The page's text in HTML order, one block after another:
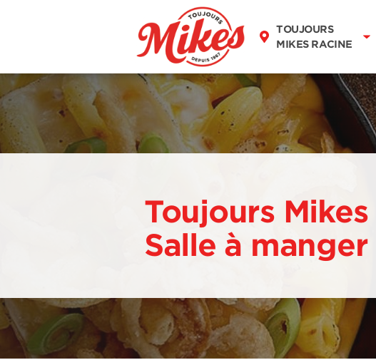
TOUJOURS
MIKES RACINE
DÉCOUVREZ
NOTRE MENU
Toujours
Salle à manger